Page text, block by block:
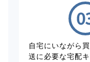
自宅にいながら
送に必要な宅配